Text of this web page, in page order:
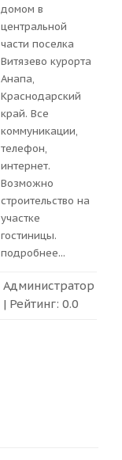
домом в
центральной
части поселка
Витязево курорта
Анапа,
Краснодарский
край. Все
коммуникации,
телефон,
интернет.
Возможно
строительство на
участке
гостиницы.
подробнее...
Администратор
| Рейтинг: 0.0